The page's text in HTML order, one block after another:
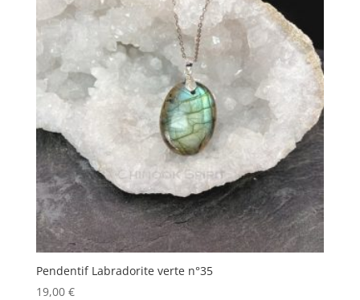
Pendentif Labradorite verte n°35
19,00 €